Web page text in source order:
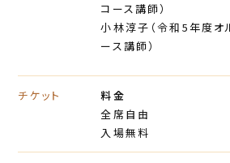
コース講師）
小林淳子（令和5年度オ
ース講師）
チケット
料金
全席自由
入場無料